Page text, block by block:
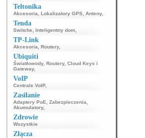
Teltonika
Akcesoria Lokalizatory GPS Anteny,
Tenda
Switche Inteligentny dom
TP-Link
Akcesoria Routery,
Ubiquiti
Światłowody, Routery, Cloud Keys i
Gateway,
VoIP
Centrale VoIP,
Zasilanie
Adaptery PoE Zabezpieczenia
Akumulatory,
Zdrowie
Wszystkie
Złącza